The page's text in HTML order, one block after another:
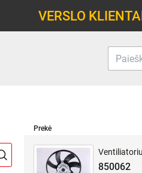
VERSLO
Prekė
850062